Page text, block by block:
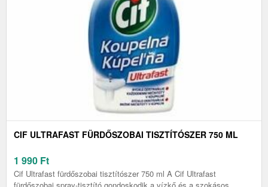
CIF ULTRAFAST FÜRDŐSZOBAI TISZTÍTÓSZER 750 ML
1 990 Ft
Cif Ultrafast fürdőszobai tisztítószer 750 ml A Cif Ultrafast